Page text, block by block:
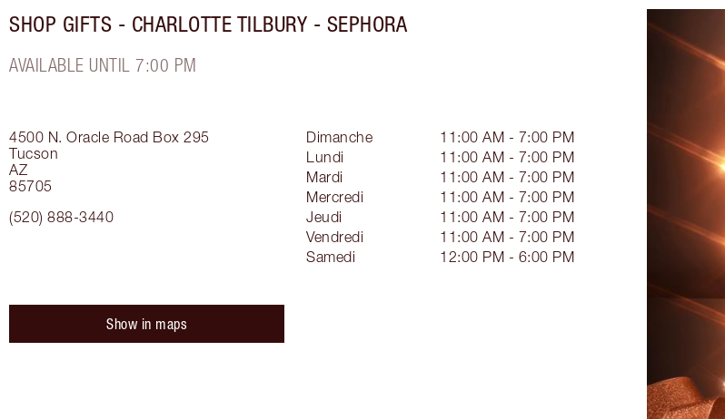
SHOP GIFTS - CHARLOTTE TILBURY - SEPHORA
AVAILABLE UNTIL 7:00 PM
4500 N. Oracle Road Box 295
Tucson
AZ
85705
(520) 888-3440
Dimanche
11:00 AM - 7:00 PM
Lundi
11:00 AM - 7:00 PM
Mardi
11:00 AM - 7:00 PM
Mercredi
11:00 AM - 7:00 PM
Jeudi
11:00 AM - 7:00 PM
Vendredi
11:00 AM - 7:00 PM
Samedi
12:00 PM - 6:00 PM
Show in maps